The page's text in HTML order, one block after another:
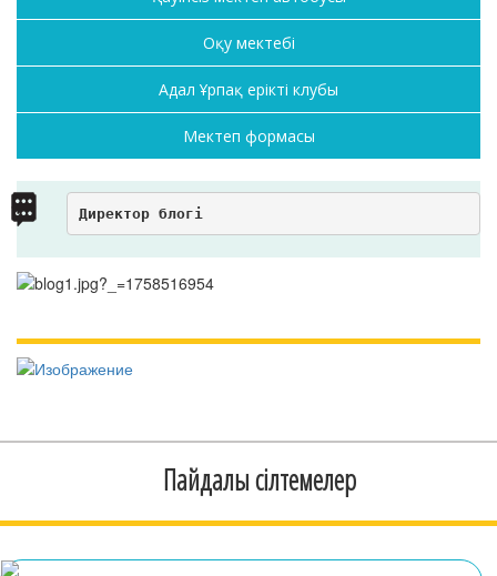
Оқу мектебі
Адал Ұрпақ ерікті клубы
Мектеп формасы
Директор блогі
Пайдалы сілтемелер